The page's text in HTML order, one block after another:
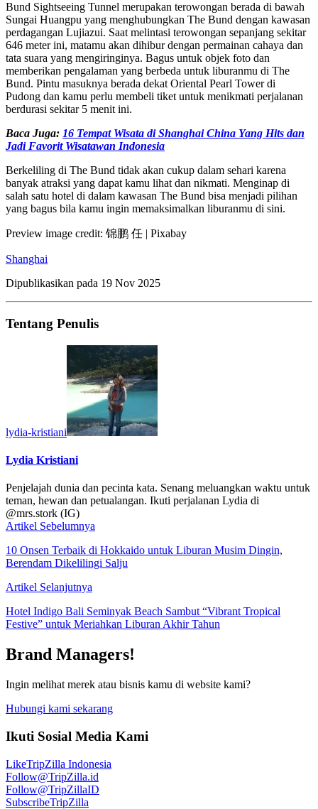
Bund Sightseeing Tunnel merupakan terowongan berada di bawah
Sungai Huangpu yang menghubungkan The Bund dengan kawasan
perdagangan Lujiazui. Saat melintasi terowongan sepanjang sekitar
646 meter ini, matamu akan dihibur dengan permainan cahaya dan
tata suara yang mengiringinya. Bagus untuk objek foto dan
memberikan pengalaman yang berbeda untuk liburanmu di The
Bund. Pintu masuknya berada dekat Oriental Pearl Tower di
Pudong dan kamu perlu membeli tiket untuk menikmati perjalanan
berdurasi sekitar 5 menit ini.
Baca Juga: 16 Tempat Wisata di Shanghai China Yang Hits dan
Jadi Favorit Wisatawan Indonesia
Berkeliling di The Bund tidak akan cukup dalam sehari karena
banyak atraksi yang dapat kamu lihat dan nikmati. Menginap di
salah satu hotel di dalam kawasan The Bund bisa menjadi pilihan
yang bagus bila kamu ingin memaksimalkan liburanmu di sini.
Preview image credit: 锦鹏 任 | Pixabay
Shanghai
Dipublikasikan pada 19 Nov 2025
Tentang Penulis
lydia-kristiani
Lydia Kristiani
Penjelajah dunia dan pecinta kata. Senang meluangkan waktu untuk
teman, hewan dan petualangan. Ikuti perjalanan Lydia di
@mrs.stork (IG)
Artikel Sebelumnya
10 Onsen Terbaik di Hokkaido untuk Liburan Musim Dingin,
Berendam Dikelilingi Salju
Artikel Selanjutnya
Hotel Indigo Bali Seminyak Beach Sambut “Vibrant Tropical
Festive” untuk Meriahkan Liburan Akhir Tahun
Brand Managers!
Ingin melihat merek atau bisnis kamu di website kami?
Hubungi kami sekarang
Ikuti Sosial Media Kami
LikeTripZilla Indonesia
Follow@TripZilla.id
Follow@TripZillaID
SubscribeTripZilla